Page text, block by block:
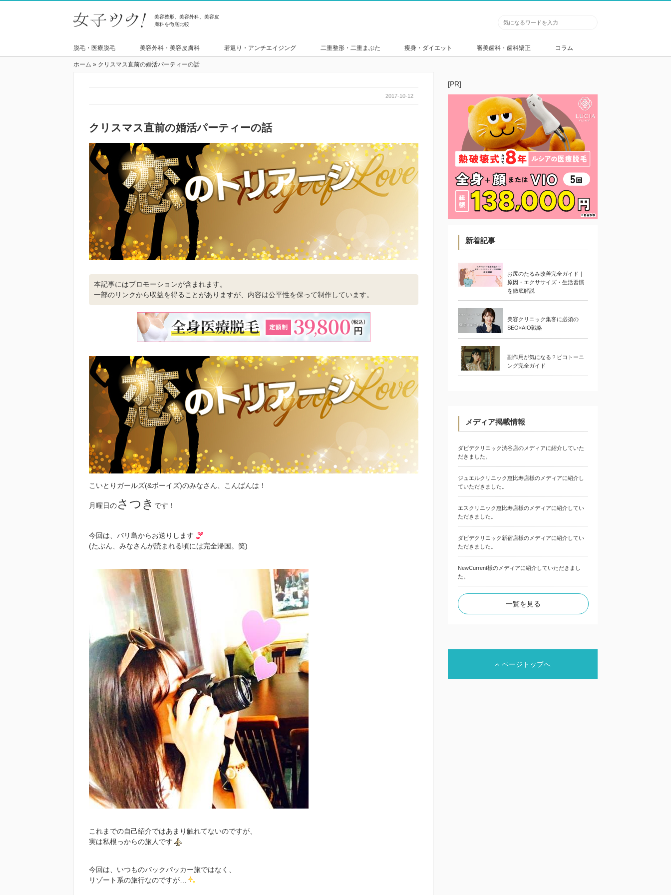
美容整形、美容外科、美容皮
膚科を徹底比較
脱毛・医療脱毛 美容外科・美容皮膚科 若返り・アンチエイジング 二重整形・二重まぶた 痩身・ダイエット 審美歯科・歯科矯正 コラム
ホーム » クリスマス直前の婚活パーティーの話
2017-10-12
クリスマス直前の婚活パーティーの話
本記事にはプロモーションが含まれます。
一部のリンクから収益を得ることがありますが、内容は公平性を保って制作しています。
こいとりガールズ(&ボーイズ)のみなさん、こんばんは！
月曜日のさつき です！
今回は、バリ島からお送りします
(たぶん、みなさんが読まれる頃には完全帰国。笑)
これまでの自己紹介ではあまり触れてないのですが、
実は私根っからの旅人です
今回は、いつものバックパッカー旅ではなく、
リゾート系の旅行なのですが…
[PR]
新着記事
お尻のたるみ改善完全ガイド｜
原因・エクササイズ・生活習慣
を徹底解説
美容クリニック集客に必須の
SEO×AIO戦略
副作用が気になる？ピコトーニ
ング完全ガイド
メディア掲載情報
ダビデクリニック渋谷店のメディアに紹介していた
だきました。
ジュエルクリニック恵比寿店様のメディアに紹介し
ていただきました。
エスクリニック恵比寿店様のメディアに紹介してい
ただきました。
ダビデクリニック新宿店様のメディアに紹介してい
ただきました。
NewCurrent様のメディアに紹介していただきまし
た。
一覧を見る
ページトップへ